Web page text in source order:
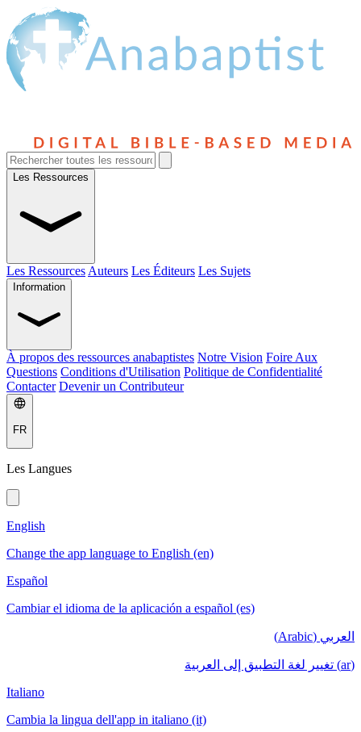
Les Ressources
Les Ressources Auteurs Les Éditeurs Les Sujets
Information
À propos des ressources anabaptistes Notre Vision Foire Aux
Questions Conditions d'Utilisation Politique de Confidentialité
Contacter Devenir un Contributeur
FR
Les Langues
English
Change the app language to English (en)
Español
Cambiar el idioma de la aplicación a español (es)
العربي (Arabic)
(ar) تغيير لغة التطبيق إلى العربية
Italiano
Cambia la lingua dell'app in italiano (it)